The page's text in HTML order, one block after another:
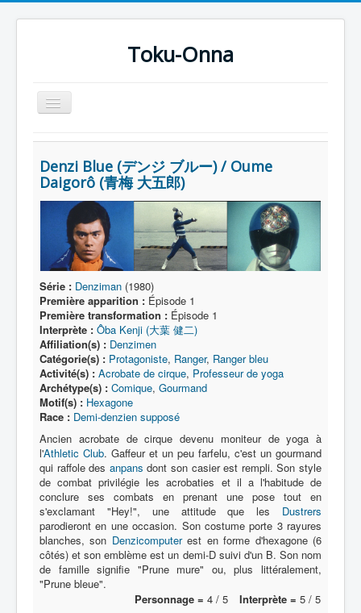
Toku-Onna
Basculer
la
Accueil
Toku-Actrices
Toku-Critiques
Séries
Films
COSAA
Dessins
Artiste Asperger
Lexique
Denshi sentai Denziman (電子 戦
隊 デンジマン) = Escadron
électronique Denziman
Série
Personnages
Mechas
Objets
Lieux
Denzi Blue (デンジ ブルー) / Oume
Daigorô (青梅 大五郎)
Série : Denziman (1980)
Première apparition : Épisode 1
Première transformation : Épisode 1
Interprète : Ôba Kenji (大葉 健二)
Affiliation(s) : Denzimen
Catégorie(s) : Protagoniste, Ranger, Ranger bleu
Activité(s) : Acrobate de cirque, Professeur de yoga
Archétype(s) : Comique, Gourmand
Motif(s) : Hexagone
Race : Demi-denzien supposé
Ancien acrobate de cirque devenu moniteur de yoga à
l'Athletic Club. Gaffeur et un peu farfelu, c'est un gourmand
qui raffole des anpans dont son casier est rempli. Son style
de combat privilégie les acrobaties et il a l'habitude de
conclure ses combats en prenant une pose tout en
s'exclamant "Hey!", une attitude que les Dustrers
parodieront en une occasion. Son costume porte 3 rayures
blanches, son Denzicomputerest en forme d'hexagone (6
côtés) et son emblème est un demi-D suivi d'un B. Son nom
de famille signifie "Prune mure" ou, plus littéralement,
"Prune bleue".
Personnage = 4 / 5 Interprète = 5 / 5